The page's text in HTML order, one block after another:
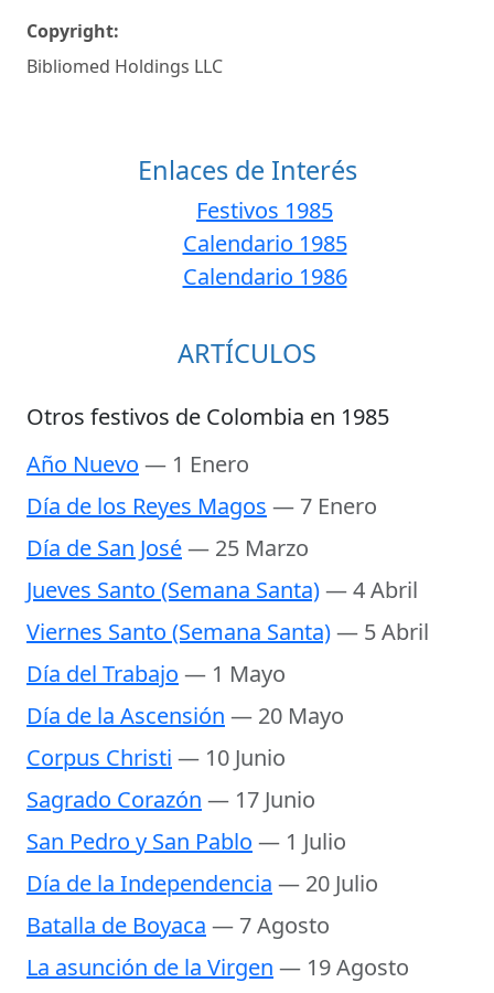
Copyright:
Bibliomed Holdings LLC
Enlaces de Interés
Festivos 1985
Calendario 1985
Calendario 1986
ARTÍCULOS
Otros festivos de Colombia en 1985
Año Nuevo — 1 Enero
Día de los Reyes Magos — 7 Enero
Día de San José— 25 Marzo
Jueves Santo (Semana Santa)— 4 Abril
Viernes Santo (Semana Santa)— 5 Abril
Día del Trabajo — 1 Mayo
Día de la Ascensión — 20 Mayo
Corpus Christi — 10 Junio
Sagrado Corazón — 17 Junio
San Pedro y San Pablo — 1 Julio
Día de la Independencia — 20 Julio
Batalla de Boyaca — 7 Agosto
La asunción de la Virgen — 19 Agosto